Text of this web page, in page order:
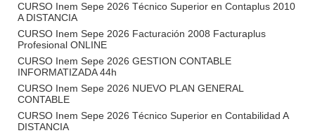
CURSO Inem Sepe 2026 Técnico Superior en Contaplus 2010
A DISTANCIA
CURSO Inem Sepe 2026 Facturación 2008 Facturaplus
Profesional ONLINE
CURSO Inem Sepe 2026 GESTION CONTABLE
INFORMATIZADA 44h
CURSO Inem Sepe 2026 NUEVO PLAN GENERAL
CONTABLE
CURSO Inem Sepe 2026 Técnico Superior en Contabilidad A
DISTANCIA